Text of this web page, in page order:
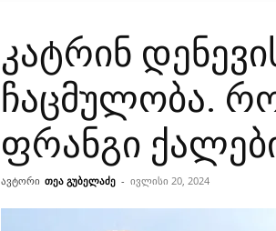
კატრინ
ჩაცმულობა.
ფრანგი
ავტორი თეა გუბელაძე - ივლისი 20, 2024